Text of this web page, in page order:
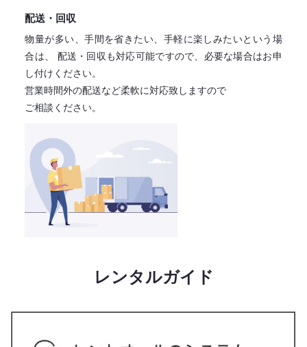
配送・回収
物量が多い、手間を省きたい、手軽に楽しみたいという場
合は、
配送・回収も対応可能ですので、必要な場合はお申
し付けください。
営業時間外の配送など柔軟に対応致しますので
ご相談ください。
レンタルガイド